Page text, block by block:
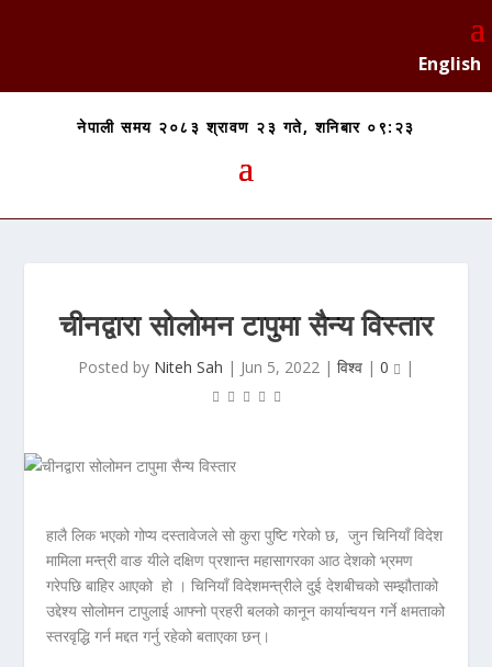
English
नेपाली समय २०८३ श्रावण २३ गते, शनिबार ०९:२३
चीनद्वारा सोलोमन टापुमा सैन्य विस्तार
Posted by Niteh Sah | Jun 5, 2022 | विश्व | 0 |
हालै लिक भएको गोप्य दस्तावेजले सो कुरा पुष्टि गरेको छ, जुन चिनियाँ विदेश
मामिला मन्त्री वाङ यीले दक्षिण प्रशान्त महासागरका आठ देशको भ्रमण
गरेपछि बाहिर आएको हो । चिनियाँ विदेशमन्त्रीले दुई देशबीचको सम्झौताको
उद्देश्य सोलोमन टापुलाई आफ्नो प्रहरी बलको कानून कार्यान्वयन गर्ने क्षमताको
स्तरवृद्धि गर्न मद्दत गर्नु रहेको बताएका छन्।